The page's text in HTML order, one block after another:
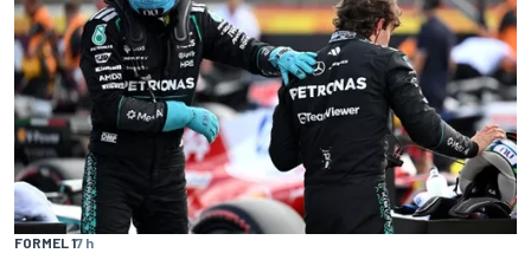
FORMEL 17 h